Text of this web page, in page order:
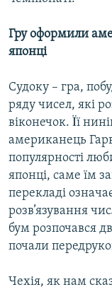
Гру оформили
японці
Судоку – гра,
ряду чисел, які
віконечок. Ïї
американець
популярності
японці, саме їм
перекладі
розв’язування
бум розпочався
почали
Чехія, як нам